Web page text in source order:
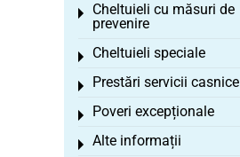
Cheltuieli cu măsuri de
prevenire
Toggle menu
Cheltuieli speciale
Toggle menu
Prestări servicii casnice
Toggle menu
Poveri excepționale
Toggle menu
Alte informații
Toggle menu